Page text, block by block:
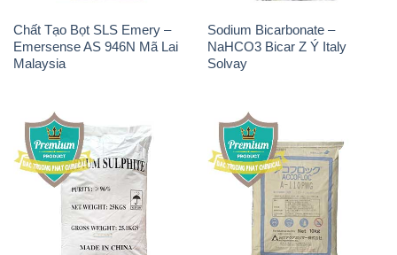
Chất Tạo Bọt SLS Emery –
Emersense AS 946N Mã Lai
Malaysia
Sodium Bicarbonate –
NaHCO3 Bicar Z Ý Italy
Solvay